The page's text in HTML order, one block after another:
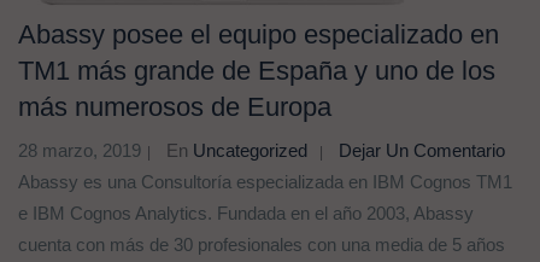
Abassy posee el equipo especializado en
TM1 más grande de España y uno de los
más numerosos de Europa
28 marzo, 2019 En Uncategorized
Dejar Un Comentario
Abassy es una Consultoría especializada en IBM Cognos TM1
e IBM Cognos Analytics. Fundada en el año 2003, Abassy
cuenta con más de 30 profesionales con una media de 5 años